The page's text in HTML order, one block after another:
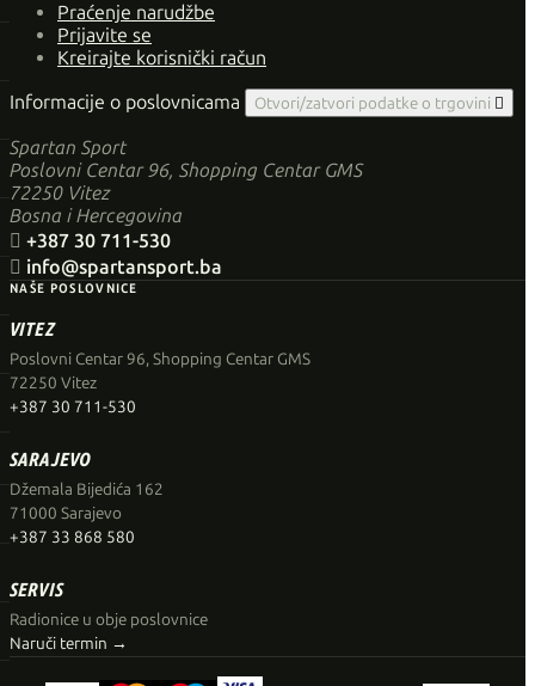
Praćenje narudžbe
Prijavite se
Kreirajte korisnički račun
Informacije o poslovnicama
Otvori/zatvori podatke o trgovini 
Spartan Sport
Poslovni Centar 96, Shopping Centar GMS
72250 Vitez
Bosna i Hercegovina
 +387 30 711-530
 info@spartansport.ba
NAŠE POSLOVNICE
VITEZ
Poslovni Centar 96, Shopping Centar GMS
72250 Vitez
+387 30 711-530
SARAJEVO
Džemala Bijedića 162
71000 Sarajevo
+387 33 868 580
SERVIS
Radionice u obje poslovnice
Naruči termin →